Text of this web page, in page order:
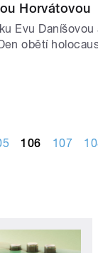
Horvátovou
Evu
obětí
106 107